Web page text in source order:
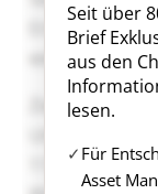
Seit über
Brief
aus den
lesen.
Für
Asset